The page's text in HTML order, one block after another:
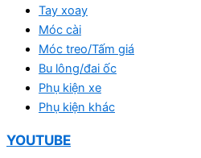
Tay xoay
Móc cài
Móc treo/Tấm giá
Bu lông/đai ốc
Phụ kiện xe
Phụ kiện khác
YOUTUBE